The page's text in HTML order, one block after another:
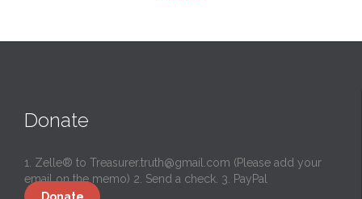
Donate
1. Zelle® to Treasurer.truth@gmail.com (Please add your
email on the memo) 2. Send a check. 3. PayPal